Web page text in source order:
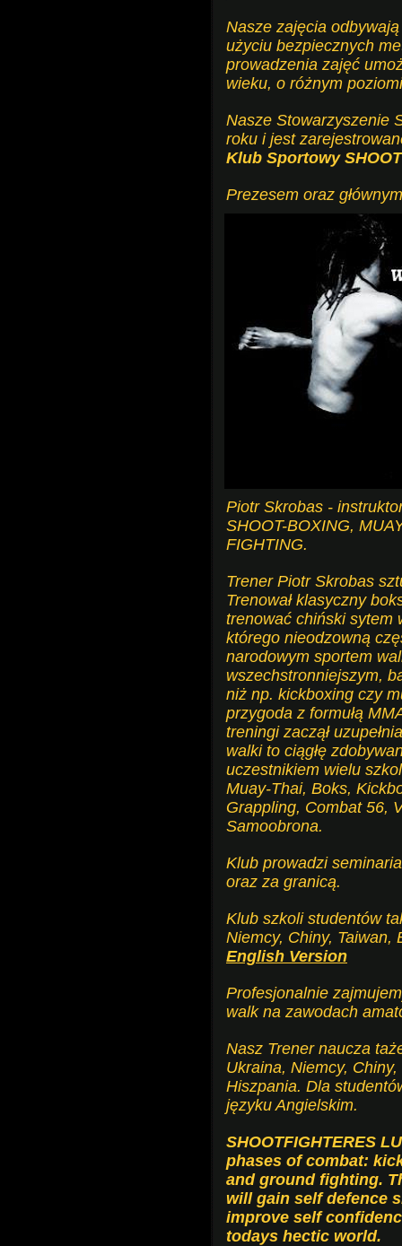
Nasze zajęcia
użyciu bezpiecznych
prowadzenia zajęć
wieku, o różnym
Nasze Stowarzyszenie
roku i jest
Klub Sportowy
Prezesem oraz
Piotr Skrobas -
SHOOT-BOXING,
FIGHTING.
Trener Piotr Skrobas
Trenował klasyczny
trenować chiński sytem
którego nieodzowną
narodowym sportem
wszechstronniejszym,
niż np. kickboxing czy
przygoda z formułą
treningi zaczął
walki to ciągłę
uczestnikiem wielu
Muay-Thai, Boks,
Grappling, Combat 56,
Samoobrona.
Klub prowadzi
oraz za granicą.
Klub szkoli studentów
Niemcy, Chiny, Taiwan,
English Version
Profesjonalnie
walk na zawodach
Nasz Trener naucza
Ukraina, Niemcy,
Hiszpania. Dla
języku Angielskim.
SHOOTFIGHTERES
phases of combat:
and ground fighting.
will gain self defence
improve self
todays hectic world.